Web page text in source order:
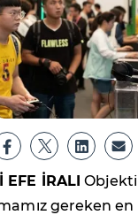
EFE İRALI
gereken